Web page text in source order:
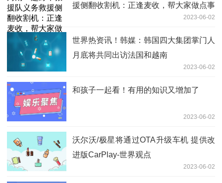
援侧翻收割机：正逢麦收，帮大家做点事
2023-06-02
世界热资讯！韩媒：韩国四大集团掌门人
月底将共同出访法国和越南
2023-06-02
和孩子一起看！有用的知识又增加了
2023-06-02
沃尔沃/极星将通过OTA升级车机 提供改
进版CarPlay-世界观点
2023-06-02